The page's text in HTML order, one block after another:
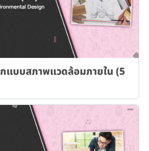
แบบสภาพแวดล้อมภายใน (5